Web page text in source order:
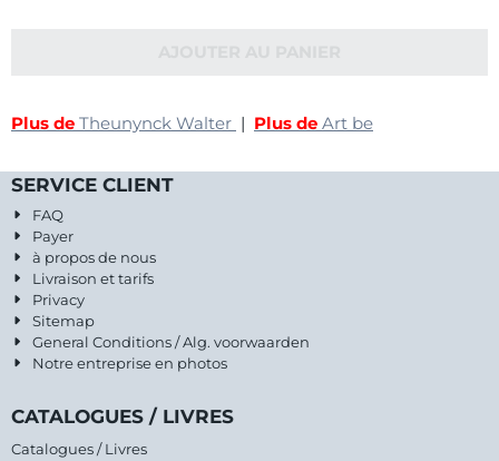
Plus de Theunynck Walter | Plus de Art be
SERVICE CLIENT
FAQ
Payer
à propos de nous
Livraison et tarifs
Privacy
Sitemap
General Conditions / Alg. voorwaarden
Notre entreprise en photos
CATALOGUES / LIVRES
Catalogues / Livres